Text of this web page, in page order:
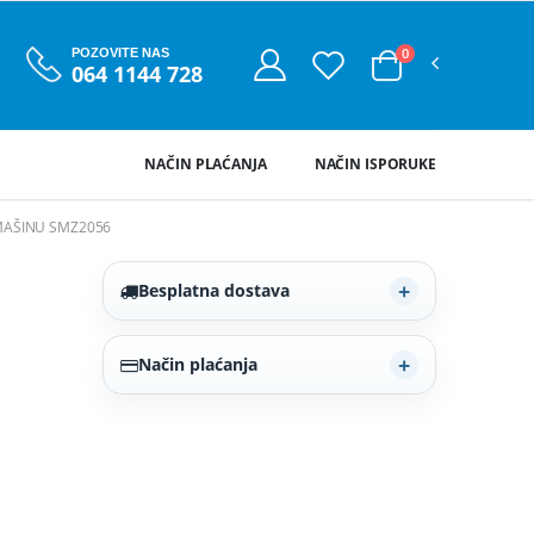
POZOVITE NAS
064 1144 728
0
NAČIN ISPORUKE
NAČIN PLAĆANJA
SMZ2056
Besplatna dostava
Način plaćanja